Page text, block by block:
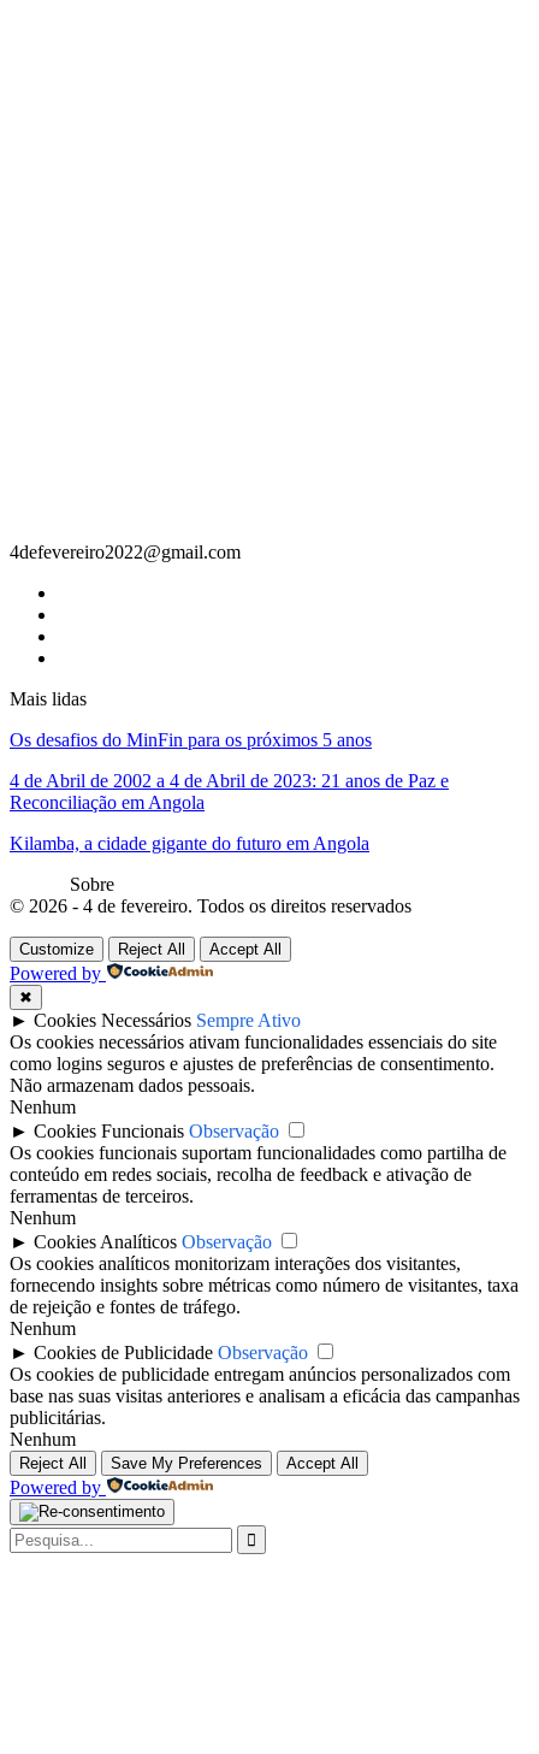
4defevereiro2022@gmail.com
Mais lidas
Os desafios do MinFin para os próximos 5 anos
4 de Abril de 2002 a 4 de Abril de 2023: 21 anos de Paz e
Reconciliação em Angola
Kilamba, a cidade gigante do futuro em Angola
Sobre
© 2026 - 4 de fevereiro. Todos os direitos reservados
Customize Reject All Accept All
Powered by
✖
► Cookies Necessários Sempre Ativo
Os cookies necessários ativam funcionalidades essenciais do site
como logins seguros e ajustes de preferências de consentimento.
Não armazenam dados pessoais.
Nenhum
► Cookies Funcionais Observação
Os cookies funcionais suportam funcionalidades como partilha de
conteúdo em redes sociais, recolha de feedback e ativação de
ferramentas de terceiros.
Nenhum
► Cookies Analíticos Observação
Os cookies analíticos monitorizam interações dos visitantes,
fornecendo insights sobre métricas como número de visitantes, taxa
de rejeição e fontes de tráfego.
Nenhum
► Cookies de Publicidade Observação
Os cookies de publicidade entregam anúncios personalizados com
base nas suas visitas anteriores e analisam a eficácia das campanhas
publicitárias.
Nenhum
Reject All Save My Preferences Accept All
Powered by